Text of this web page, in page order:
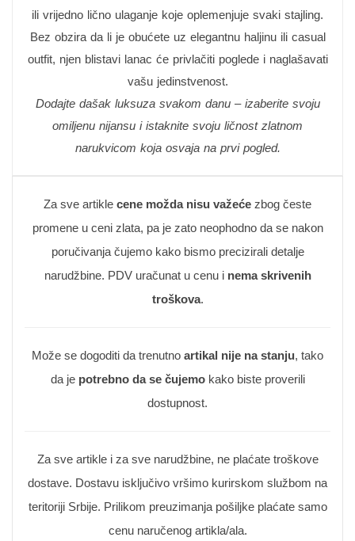
ili vrijedno lično ulaganje koje oplemenjuje svaki stajling.
Bez obzira da li je obućete uz elegantnu haljinu ili casual
outfit, njen blistavi lanac će privlačiti poglede i naglašavati
vašu jedinstvenost.
Dodajte dašak luksuza svakom danu – izaberite svoju
omiljenu nijansu i istaknite svoju ličnost zlatnom
narukvicom koja osvaja na prvi pogled.
Za sve artikle cene možda nisu važeće zbog česte
promene u ceni zlata, pa je zato neophodno da se nakon
poručivanja čujemo kako bismo precizirali detalje
narudžbine. PDV uračunat u cenu i nema skrivenih
troškova.
Može se dogoditi da trenutno artikal nije na stanju, tako
da je potrebno da se čujemokako biste proverili
dostupnost.
Za sve artikle i za sve narudžbine, ne plaćate troškove
dostave. Dostavu isključivo vršimo kurirskom službom na
teritoriji Srbije. Prilikom preuzimanja pošiljke plaćate samo
cenu naručenog artikla/ala.